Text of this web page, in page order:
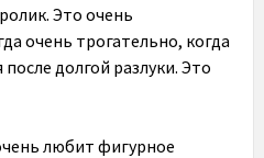
Это очень
очень трогательно, когда
долгой разлуки. Это
любит фигурное